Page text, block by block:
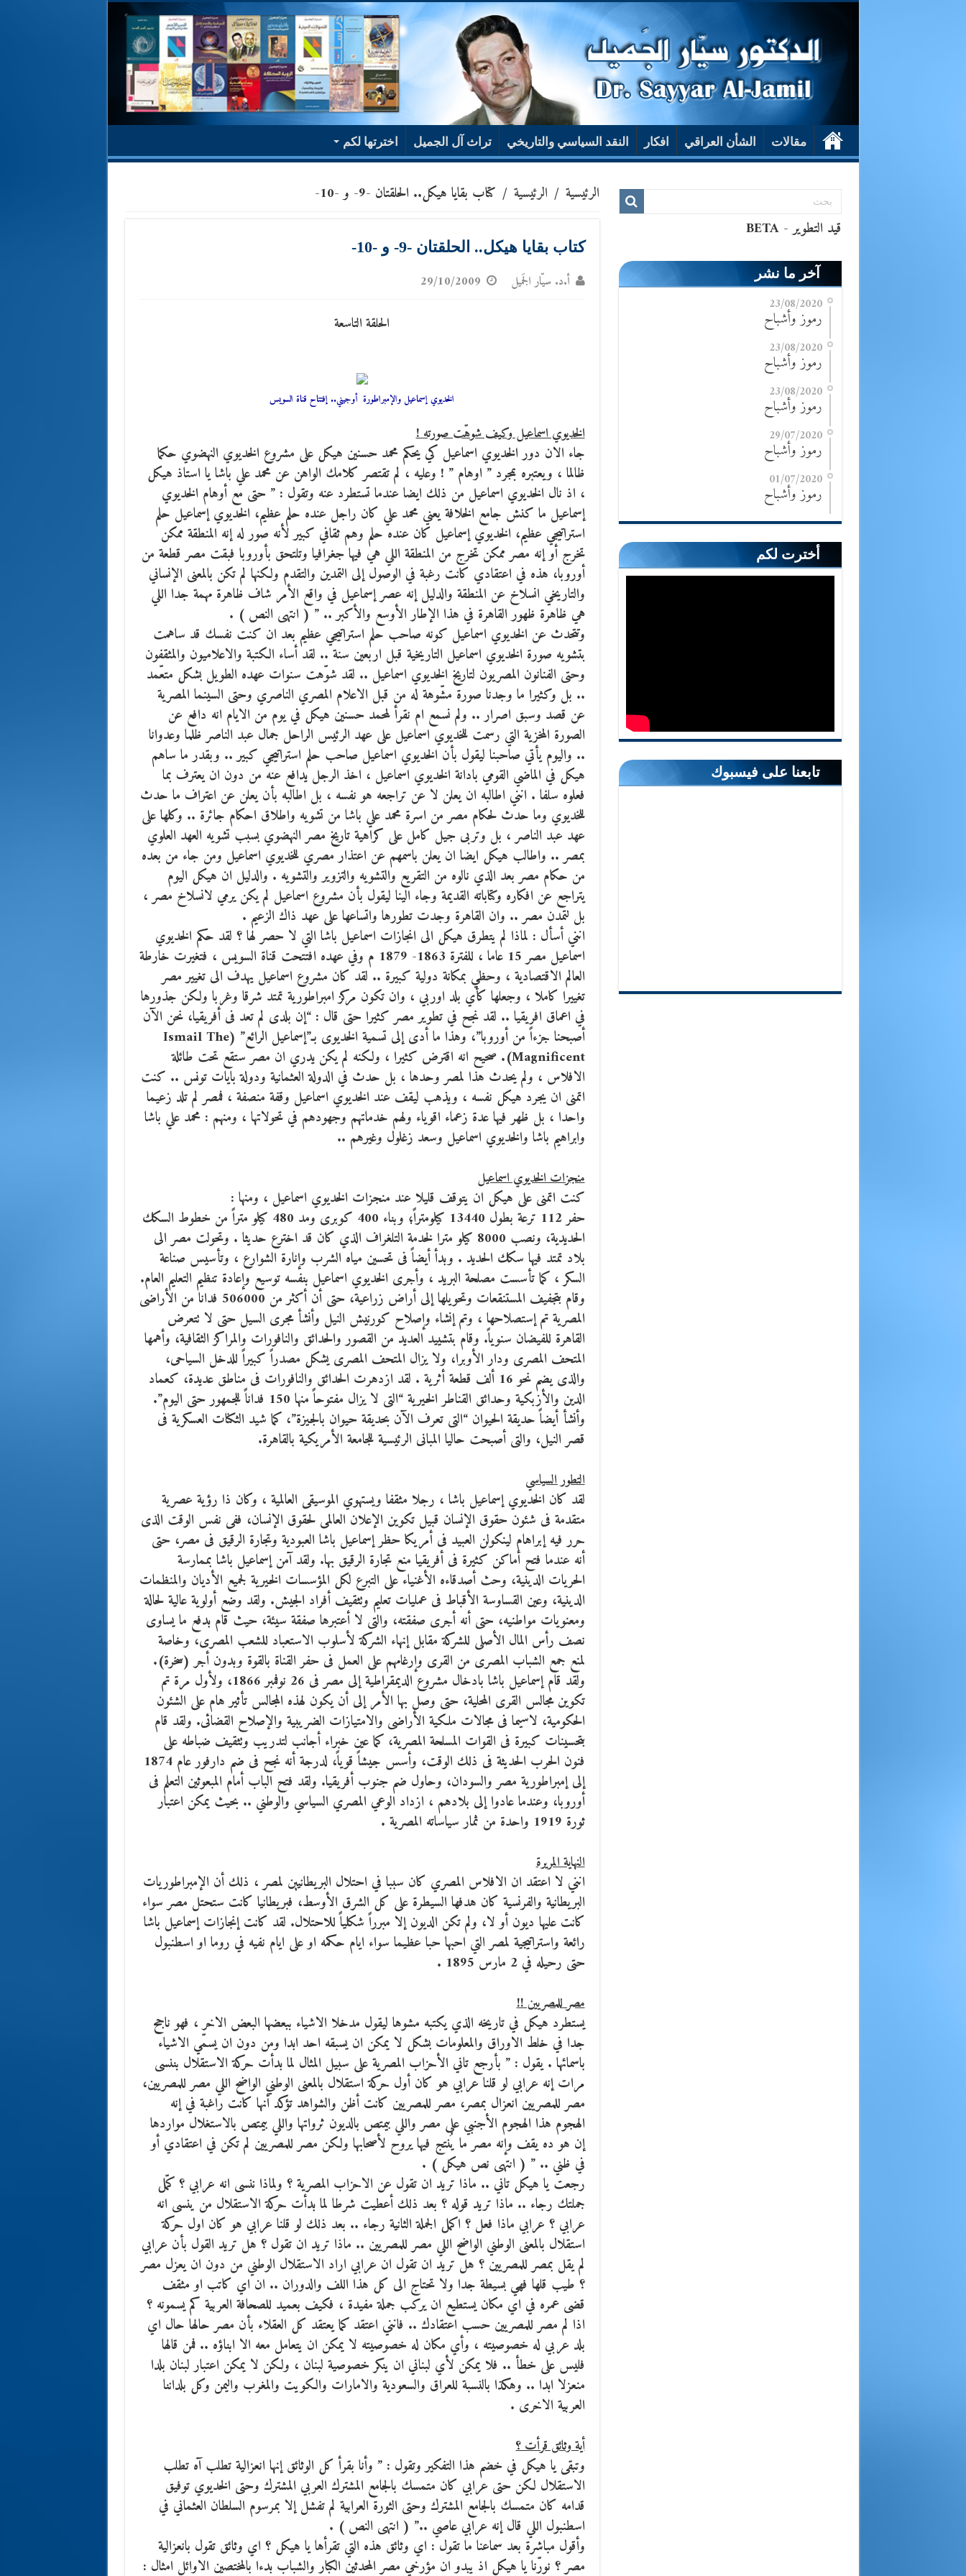
مقالات الشأن العراقي افكار النقد السياسي والتاريخي تراث آل الجميل اخترتها لكم
الرئيسية / الرئيسية / كتاب بقايا هيكل.. الحلقتان -9- و -10-
كتاب بقايا هيكل.. الحلقتان -9- و -10-
أ.د. سيّار الجَميل 29/10/2009
الحلقة التاسعة
الخديوي إسماعيل والإمبراطورة أوجيني.. إفتتاح قناة السويس
الخديوي اسماعيل وكيف شوهّت صورته !
جاء الان دور الخديوي اسماعيل كي يحكم محمد حسنين هيكل على مشروع الخديوي النهضوي حكما
ظالما ، ويعتبره بمجرد ” اوهام ” ! وعليه ، لم تقتصر كلامك الواهن عن محمد علي باشا يا استاذ هيكل
، اذ نال الخديوي اسماعيل من ذلك ايضا عندما تستطرد عنه وتقول : ” حتى مع أوهام الخديوي
إسماعيل ما كنش جامع الخلافة يعني محمد علي كان راجل عنده حلم عظيم، الخديوي إسماعيل حلم
استراتيجي عظيم، الخديوي إسماعيل كان عنده حلم وهم ثقافي كبير لأنه صور له إنه المنطقة ممكن
تخرج أو إنه مصر ممكن تخرج من المنطقة اللي هي فيها جغرافيا وتلتحق بأوروبا فبقت مصر قطعة من
أوروبا، هذه في اعتقادي كانت رغبة في الوصول إلى التمدين والتقدم ولكنها لم تكن بالمعنى الإنساني
والتاريخي انسلاخ عن المنطقة والدليل إنه عصر إسماعيل في واقع الأمر شاف ظاهرة مهمة جدا اللي
هي ظاهرة ظهور القاهرة في هذا الإطار الأوسع والأكبر .. ” ( انتهى النص ) .
وتتحدث عن الخديوي اسماعيل كونه صاحب حلم استراتيجي عظيم بعد ان كنت نفسك قد ساهمت
بتشويه صورة الخديوي اسماعيل التاريخية قبل اربعين سنة .. لقد أساء الكتبة والاعلاميون والمثقفون
وحتى الفنانون المصريون لتاريخ الخديوي اسماعيل .. لقد شوّهت سنوات عهده الطويل بشكل متعّمد
.. بل وكثيرا ما وجدنا صورة مشّوهة له من قبل الاعلام المصري الناصري وحتى السينما المصرية
عن قصد وسبق اصرار .. ولم نسمع ام نقرأ لمحمد حسنين هيكل في يوم من الايام انه دافع عن
الصورة المخزية التي رسمت للخديوي اسماعيل على عهد الرئيس الراحل جمال عبد الناصر ظلما وعدوانا
.. واليوم يأتي صاحبنا ليقول بأن الخديوي اسماعيل صاحب حلم استراتيجي كبير .. وبقدر ما ساهم
هيكل في الماضي القومي بادانة الخديوي اسماعيل ، اخذ الرجل يدافع عنه من دون ان يعترف بما
فعلوه سلفا . انني اطالبه ان يعلن لا عن تراجعه هو نفسه ، بل اطالبه بأن يعلن عن اعتراف ما حدث
للخديوي وما حدث لحكام مصر من اسرة محمد علي باشا من تشويه واطلاق احكام جائرة .. وكلها على
عهد عبد الناصر ، بل وتربى جيل كامل على كراهية تاريخ مصر النهضوي بسبب تشويه العهد العلوي
بمصر .. واطالب هيكل ايضا ان يعلن باسمهم عن اعتذار مصري للخديوي اسماعيل ومن جاء من بعده
من حكام مصر بعد الذي نالوه من التقريع والتشويه والتزوير والتشويه . والدليل ان هيكل اليوم
يتراجع عن افكاره وكتاباته القديمة وجاء الينا ليقول بأن مشروع اسماعيل لم يكن يرمي لانسلاخ مصر ،
بل لتمدن مصر .. وان القاهرة وجدت تطورها واتساعها على عهد ذاك الزعيم .
انني أسأل : لماذا لم يتطرق هيكل الى انجازات اسماعيل باشا التي لا حصر لها ؟ لقد حكم الخديوي
اسماعيل مصر 15 عاما ، للفترة 1863- 1879 م وفي عهده افتتحت قناة السويس ، فتغيرت خارطة
العالم الاقتصادية ، وحظي بمكانة دولية كبيرة .. لقد كان مشروع اسماعيل يهدف الى تغيير مصر
تغييرا كاملا ، وجعلها كأي بلد اوربي ، وان تكون مركز امبراطورية تمتد شرقا وغربا ولكن جذورها
في اعماق افريقيا .. لقد نجح في تطوير مصر كثيرا حتى قال : “إن بلدى لم تعد فى أفريقيا، نحن الآن
أصبحنا جزءاً من أوروبا”، وهذا ما أدى إلى تسمية الخديوى بـ”إسماعيل الرائع” (Ismail The
Magnificent). صحيح انه اقترض كثيرا ، ولكنه لم يكن يدري ان مصر ستقع تحت طائلة
الافلاس ، ولم يحدث هذا لمصر وحدها ، بل حدث في الدولة العثمانية ودولة بايات تونس .. كنت
اتمنى ان يجرد هيكل نفسه ، ويذهب ليقف عند الخديوي اسماعيل وقفة منصفة ، فمصر لم تلد زعيما
واحدا ، بل ظهر فيها عدة زعماء اقوياء ولهم خدماتهم وجهودهم في تحولاتها ، ومنهم : محمد علي باشا
وابراهيم باشا والخديوي اسماعيل وسعد زغلول وغيرهم ..
منجزات الخديوي اسماعيل
كنت اتمنى على هيكل ان يتوقف قليلا عند منجزات الخديوي اسماعيل ، ومنها :
حفر 112 ترعة بطول 13440 كيلومتراً؛ وبناء 400 كوبرى ومد 480 كيلو متراً من خطوط السكك
الحديدية، ونصب 8000 كيلو مترا لخدمة التلغراف الذي كان قد اخترع حديثا . وتحولت مصر الى
بلاد تمتد فيها سكك الحديد . وبدأ أيضاً فى تحسين مياه الشرب وإنارة الشوارع ، وتأسيس صناعة
السكر ، كما تأسست مصلحة البريد ، وأجرى الخديوي اسماعيل بنفسه توسيع وإعادة تنظيم التعليم العام.
وقام بتجفيف المستنقعات وتحويلها إلى أراض زراعية، حتى أن أكثر من 506000 فدانا من الأراضى
المصرية تم إستصلاحها ، وتم إنشاء وإصلاح كورنيش النيل وأنشأ مجرى السيل حتى لا تتعرض
القاهرة للفيضان سنوياً. وقام بتشييد العديد من القصور والحدائق والنافورات والمراكز الثقافية، وأهمها
المتحف المصرى ودار الأوبرا، ولا يزال المتحف المصرى يشكل مصدراً كبيراً للدخل السياحى،
والذى يضم نحو 16 ألف قطعة أثرية . لقد ازدهرت الحدائق والنافورات فى مناطق عديدة، كعماد
الدين والأزبكية وحدائق القناطر الخيرية “التى لا يزال مفتوحاً منها 150 فداناً للجمهور حتى اليوم”.
وأنشأ أيضاً حديقة الحيوان “التى تعرف الآن بحديقة حيوان بالجيزة”، كما شيد الثكنات العسكرية فى
قصر النيل، والتى أصبحت حاليا المبانى الرئيسية للجامعة الأمريكية بالقاهرة.
التطور السياسي
لقد كان الخديوي إسماعيل باشا ، رجلا مثقفا ويستهوي الموسيقى العالمية ، وكان ذا رؤية عصرية
متقدمة فى شئون حقوق الإنسان قبيل تكوين الإعلان العالمى لحقوق الإنسان، ففى نفس الوقت الذى
حرر فيه إبراهام لينكولن العبيد فى أمريكا حظر إسماعيل باشا العبودية وتجارة الرقيق فى مصر، حتى
أنه عندما فتح أماكن كثيرة فى أفريقيا منع تجارة الرقيق بها. ولقد آمن إسماعيل باشا بممارسة
الحريات الدينية، وحث أصدقاءه الأغنياء على التبرع لكل المؤسسات الخيرية لجميع الأديان والمنظمات
الدينية، وعين القساوسة الأقباط فى عمليات تعليم وتثقيف أفراد الجيش. ولقد وضع أولوية عالية لحالة
ومعنويات مواطنيه، حتى أنه أجرى صفقته، والتى لا أعتبرها صفقة سيئة، حيث قام بدفع ما يساوى
نصف رأس المال الأصلى للشركة مقابل إنهاء الشركة لأسلوب الاستعباد للشعب المصرى، وخاصة
لمنع جمع الشباب المصرى من القرى وإرغامهم على العمل فى حفر القناة بالقوة وبدون أجر (سخرة).
ولقد قام إسماعيل باشا بادخال مشروع الديمقراطية إلى مصر فى 26 نوفمبر 1866، ولأول مرة تم
تكوين مجالس القرى المحلية، حتى وصل بها الأمر إلى أن يكون لهذه المجالس تأثير هام على الشئون
الحكومية، لاسيما فى مجالات ملكية الأراضى والامتيازات الضريبية والإصلاح القضائى. ولقد قام
بتحسينات كبيرة فى القوات المسلحة المصرية، كما عين خبراء أجانب لتدريب وتثقيف ضباطه على
فنون الحرب الحديثة فى ذلك الوقت، وأسس جيشاً قوياً، لدرجة أنه نجح فى ضم دارفور عام 1874
إلى إمبراطورية مصر والسودان، وحاول ضم جنوب أفريقيا. ولقد فتح الباب أمام المبعوثين التعلم فى
أوروبا، وعندما عادوا إلى بلادهم ، ازداد الوعي المصري السياسي والوطني .. بحيث يمكن اعتبار
ثورة 1919 واحدة من ثمار سياساته المصرية .
النهاية المريرة
انني لا اعتقد ان الافلاس المصري كان سببا في احتلال البريطانيين لمصر ، ذلك أن الإمبراطوريات
البريطانية والفرنسية كان هدفها السيطرة على كل الشرق الأوسط، فبريطانيا كانت ستحتل مصر سواء
كانت عليها ديون أو لا، ولم تكن الديون إلا مبرراً شكلياً للاحتلال. لقد كانت إنجازات إسماعيل باشا
رائعة واستراتيجية لمصر التي احبها حبا عظيما سواء ايام حكمه او على ايام نفيه في روما او اسطنبول
حتى رحيله في 2 مارس 1895 .
مصر للمصريين !!
يستطرد هيكل في تاريخه الذي يكتبه مشوها ليقول مدخلا الاشياء ببعضها البعض الاخر ، فهو ناجح
جدا في خلط الاوراق والمعلومات بشكل لا يمكن ان يسبقه احد ابدا ومن دون ان يسمّي الاشياء
باسمائها . يقول : ” بأرجع تاني الأحزاب المصرية على سبيل المثال لما بدأت حركة الاستقلال بننسى
مرات إنه عرابي لو قلنا عرابي هو كان أول حركة استقلال بالمعنى الوطني الواضح اللي مصر للمصريين،
مصر للمصريين انعزال بمصر، مصر للمصريين كانت أظن والشواهد تؤكد أنها كانت راغبة في إنه
الهجوم هذا الهجوم الأجنبي على مصر واللي بيمتص بالديون ثرواتها واللي بيمتص بالاستغلال مواردها
إن هو ده يقف وإنه مصر ما يُنتج فيها يروح لأصحابها ولكن مصر للمصريين لم تكن في اعتقادي أو
في ظني .. ” ( انتهى نص هيكل ) .
رجعت يا هيكل تاني .. ماذا تريد ان تقول عن الاحزاب المصرية ؟ ولماذا ننسى انه عرابي ؟ كمّل
جملتك رجاء .. ماذا تريد قوله ؟ بعد ذلك أعطيت شرطا لما بدأت حركة الاستقلال من ينسى انه
عرابي ؟ عرابي ماذا فعل ؟ اكمل الجملة الثانية رجاء .. بعد ذلك لو قلنا عرابي هو كان اول حركة
استقلال بالمعنى الوطني الواضح اللي مصر للمصريين .. ماذا تريد ان تقول ؟ هل تريد القول بأن عرابي
لم يقل بمصر للمصريين ؟ هل تريد ان تقول ان عرابي اراد الاستقلال الوطني من دون ان يعزل مصر
؟ طيب قلها فهي بسيطة جدا ولا تحتاج الى كل هذا اللف والدوران .. ان اي كاتب او مثقف
قضى عمره في اي مكان يستطيع ان يركب جملة مفيدة ، فكيف بعميد للصحافة العربية كم يسمونه ؟
اذا لم مصر للمصريين حسب اعتقادك .. فانني اعتقد كما يعتقد كل العقلاء بأن مصر حالها حال اي
بلد عربي له خصوصيته ، وأي مكان له خصوصيته لا يمكن ان يتعامل معه الا ابناؤه .. فمن قالها
فليس على خطأ .. فلا يمكن لأي لبناني ان ينكر خصوصية لبنان ، ولكن لا يمكن اعتبار لبنان بلدا
منعزلا ابدا .. وهكذا بالنسبة للعراق والسعودية والامارات والكويت والمغرب واليمن وكل بلداننا
العربية الاخرى .
أية وثائق قرأت ؟
وتبقى يا هيكل في خضم هذا التفكير وتقول : ” وأنا بقرأ كل الوثائق إنها انعزالية تطلب آه تطلب
الاستقلال لكن حتى عرابي كان متمسك بالجامع المشترك العربي المشترك وحتى الخديوي توفيق
قدامه كان متمسك بالجامع المشترك وحتى الثورة العرابية لم تفشل إلا بمرسوم السلطان العثماني في
اسطنبول اللي قال إنه عرابي عاصي ..” ( انتهى النص ) .
وأقول مباشرة بعد سماعنا ما تقول : اي وثائق هذه التي تقرأها يا هيكل ؟ اي وثائق تقول بانعزالية
مصر ؟ نورّنا يا هيكل اذ يبدو ان مؤرخي مصر المحدثين الكبار والشباب بدءا بالمختصين الاوائل امثال :
آخر ما نشر
23/08/2020
رموز وأشباح
23/08/2020
رموز وأشباح
23/08/2020
رموز وأشباح
29/07/2020
رموز وأشباح
01/07/2020
رموز وأشباح
أخترت لكم
تابعنا على فيسبوك